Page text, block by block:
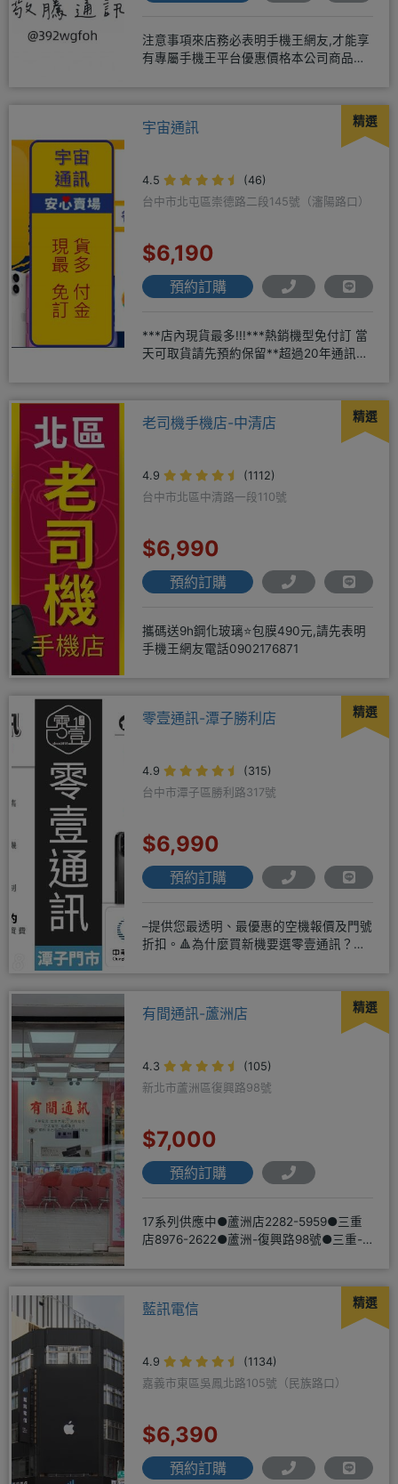
注意事項來店務必表明手機王網友,才能享
有專屬手機王平台優惠價格本公司商品均
精選
宇宙通訊
4.5
(46)
台中市北屯區崇德路二段145號（瀋陽路口）
$6,190
預約訂購
***店內現貨最多!!!***熱銷機型免付訂 當
天可取貨請先預約保留**超過20年通訊經
精選
老司機手機店-中清店
4.9
(1112)
台中市北區中清路一段110號
$6,990
預約訂購
攜碼送9h鋼化玻璃⭐包膜490元,請先表明
手機王網友電話0902176871
精選
零壹通訊-潭子勝利店
4.9
(315)
台中市潭子區勝利路317號
$6,990
預約訂購
–提供您最透明、最優惠的空機報價及門號
折扣。🔺為什麼買新機要選零壹通訊？
精選
有間通訊-蘆洲店
4.3
(105)
新北市蘆洲區復興路98號
$7,000
預約訂購
17系列供應中●蘆洲店2282-5959●三重
店8976-2622●蘆洲-復興路98號●三重-
精選
藍訊電信
4.9
(1134)
嘉義市東區吳鳳北路105號（民族路口）
$6,390
預約訂購